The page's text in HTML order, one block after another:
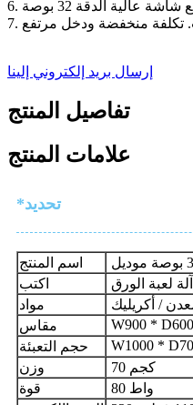
إرسال بريد إلكتروني إلينا
تفاصيل المنتج
علامات المنتج
*تحديد
اسم المنتج
اكتب
لعبة الورق
مواد
/ أكريليك
مقاس
W900 *
حجم التعبئة
W1000 *
وزن
70 كجم
قوة
80 واط